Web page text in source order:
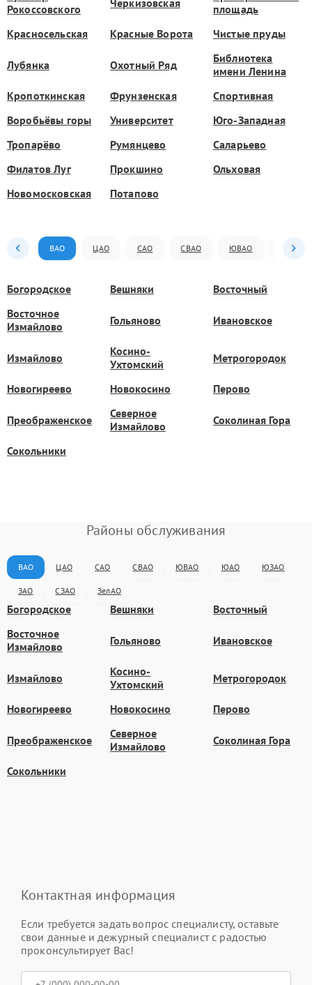
Рокоссовского
площадь
Красносельская
Красные Ворота Чистые пруды
Лубянка Охотный Ряд
Библиотека
имени Ленина
Кропоткинская
Фрунзенская
Спортивная
Воробьёвы горы
Университет
Юго-Западная
Тропарёво
Румянцево
Саларьево
Филатов Луг
Прокшино
Ольховая
Новомосковская
Потапово
ВАО ЦАО САО СВАО ЮВАО ЮАО
Богородское Вешняки
Восточный
Восточное
Измайлово
Гольяново Ивановское
Измайлово
Косино-
Ухтомский
Метрогородок
Новогиреево Новокосино Перово
Преображенское
Северное
Измайлово
Соколиная Гора
Сокольники
Районы обслуживания
ВАО ЦАО САО СВАО ЮВАО ЮАО ЮЗАО
ЗАО СЗАО ЗелАО
Богородское Вешняки
Восточный
Восточное
Измайлово
Гольяново Ивановское
Измайлово
Косино-
Ухтомский
Метрогородок
Новогиреево Новокосино Перово
Преображенское
Северное
Измайлово
Соколиная Гора
Сокольники
Контактная информация
Если требуется задать вопрос специалисту, оставьте
свои данные и дежурный специалист с радостью
проконсультирует Вас!